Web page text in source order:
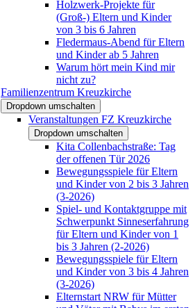
Holzwerk-Projekte für
(Groß-) Eltern und Kinder
von 3 bis 6 Jahren
Fledermaus-Abend für Eltern
und Kinder ab 5 Jahren
Warum hört mein Kind mir
nicht zu?
Familienzentrum Kreuzkirche
Dropdown umschalten
Veranstaltungen FZ Kreuzkirche
Dropdown umschalten
Kita Collenbachstraße: Tag
der offenen Tür 2026
Bewegungsspiele für Eltern
und Kinder von 2 bis 3 Jahren
(3-2026)
Spiel- und Kontaktgruppe mit
Schwerpunkt Sinneserfahrung
für Eltern und Kinder von 1
bis 3 Jahren (2-2026)
Bewegungsspiele für Eltern
und Kinder von 3 bis 4 Jahren
(3-2026)
Elternstart NRW für Mütter